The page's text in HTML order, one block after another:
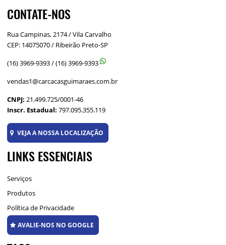
CONTATE-NOS
Rua Campinas, 2174 / Vila Carvalho
CEP: 14075070 / Ribeirão Preto-SP
(16) 3969-9393/(16) 3969-9393
vendas1@carcacasguimaraes.com.br
CNPJ:21.499.725/0001-46
Inscr. Estadual:797.095.355.119
VEJA A NOSSA LOCALIZAÇÃO
LINKS ESSENCIAIS
Serviços
Produtos
Política de Privacidade
AVALIE-NOS NO GOOGLE